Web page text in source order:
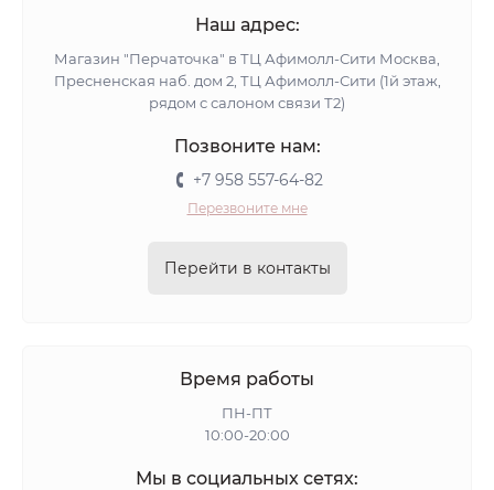
Наш адрес:
Магазин "Перчаточка" в ТЦ Афимолл-Сити Москва,
Пресненская наб. дом 2, ТЦ Афимолл-Сити (1й этаж,
рядом с салоном связи Т2)
Позвоните нам:
+7 958 557-64-82
Перезвоните мне
Перейти в контакты
Время работы
ПН-ПТ
10:00-20:00
Мы в социальных сетях: